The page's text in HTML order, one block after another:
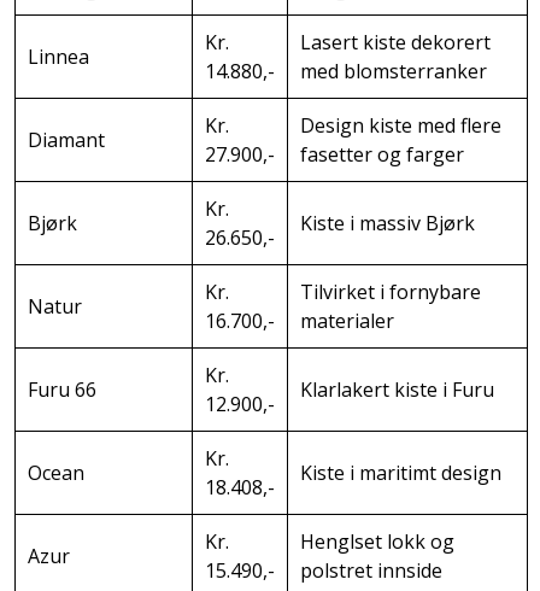
Linnea
Kr.
14.880,-
Lasert kiste dekorert
med blomsterranker
Diamant
Kr.
27.900,-
Design kiste med flere
fasetter og farger
Bjørk
Kr.
26.650,-
Kiste i massiv Bjørk
Natur
Kr.
16.700,-
Tilvirket i fornybare
materialer
Furu 66
Kr.
12.900,-
Klarlakert kiste i Furu
Ocean
Kr.
18.408,-
Kiste i maritimt design
Azur
Kr.
15.490,-
Henglset lokk og
polstret innside